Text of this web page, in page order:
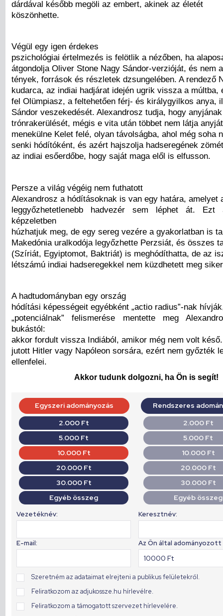
dárdával később megöli az embert, akinek az életét
köszönhette.
Végül egy igen érdekes
pszichológiai értelmezés is felötlik a nézőben, ha
átgondolja Oliver Stone Nagy Sándor-verzióját, és nem
tények, források és részletek dzsungelében. A rendező
kudarca, az indiai hadjárat idején ugrik vissza a múltba,
fel Olümpiasz, a feltehetően férj- és királygyilkos anya,
Sándor veszekedését. Alexandrosz tudja, hogy
trónrakerülését, mégis e vita után többet nem látja
menekülne Kelet felé, olyan távolságba, ahol még soha
senki hódítóként, és azért hajszolja hadseregének
az indiai esőerdőbe, hogy saját maga elől is elfusson.
Persze a világ végéig nem futhatott
Alexandrosz a hódításoknak is van egy határa, amelyet
leggyőzhetetlenebb hadvezér sem léphet át.
képzeletben
húzhatjuk meg, de egy sereg vezére a gyakorlatban is
Makedónia uralkodója legyőzhette Perzsiát, és összes
(Szíriát, Egyiptomot, Baktriát) is meghódíthatta, de az
létszámú indiai hadseregekkel nem küzdhetett meg
A hadtudományban egy ország
hódítási képességeit egyébként „actio radius”-nak
„potenciálnak” felismerése mentette meg
bukástól:
akkor fordult vissza Indiából, amikor még nem volt
jutott Hitler vagy Napóleon sorsára, ezért nem győzték
ellenfelei.
Akkor tudunk dolgozni, ha Ön is segít!